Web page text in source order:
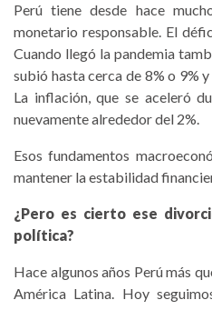
Perú tiene desde hace
monetario responsable. El
Cuando llegó la pandemia
subió hasta cerca de 8% o 9%
La inflación, que se aceleró
nuevamente alrededor del 2%.
Esos fundamentos
mantener la estabilidad
¿Pero es cierto ese
política?
Hace algunos años Perú más
América Latina. Hoy